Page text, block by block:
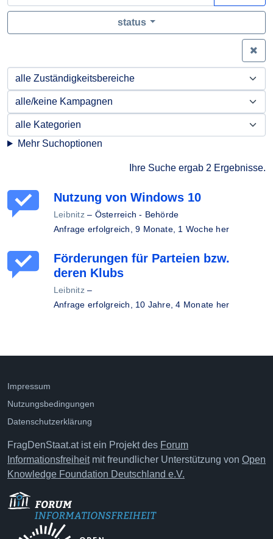
status
Mehr Suchoptionen
Ihre Suche ergab 2 Ergebnisse.
Nutzung von Windows 10
Leibnitz– Österreich - Behörde
Anfrage erfolgreich,9 Monate, 1 Woche her
Förderungen für Parteien bzw.
deren Klubs
Leibnitz–
Anfrage erfolgreich, 10 Jahre, 4 Monate her
Impressum
Nutzungsbedingungen
Datenschutzerklärung
FragDenStaat.at ist ein Projekt des Forum
Informationsfreiheitmit freundlicher Unterstützung von Open
Knowledge Foundation Deutschland e.V.